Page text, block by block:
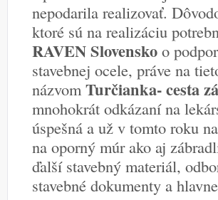
nepodarila realizovať.
ktoré sú na realizáciu
RAVEN Slovenskoo
stavebnej ocele, práve na
názvomTurčianka- cesta
mnohokrát odkázaní na
úspešná a už v tomto roku
na oporný múr ako aj
ďalší stavebný materiál,
stavebné dokumenty a